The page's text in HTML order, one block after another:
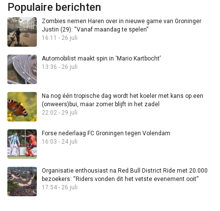
Populaire berichten
Zombies nemen Haren over in nieuwe game van Groninger
Justin (29): “Vanaf maandag te spelen”
16:11 - 26 juli
Automobilist maakt spin in ‘Mario Kartbocht’
13:36 - 26 juli
Na nog één tropische dag wordt het koeler met kans op een
(onweers)bui, maar zomer blijft in het zadel
22:02 - 29 juli
Forse nederlaag FC Groningen tegen Volendam
16:03 - 24 juli
Organisatie enthousiast na Red Bull District Ride met 20.000
bezoekers: “Riders vonden dit het vetste evenement ooit”
17:54 - 26 juli